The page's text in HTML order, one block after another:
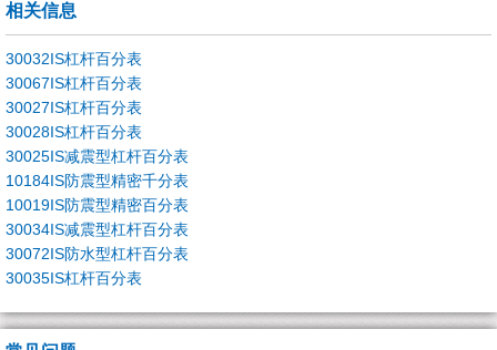
相关信息
30032IS杠杆百分表
30067IS杠杆百分表
30027IS杠杆百分表
30028IS杠杆百分表
30025IS减震型杠杆百分表
10184IS防震型精密千分表
10019IS防震型精密百分表
30034IS减震型杠杆百分表
30072IS防水型杠杆百分表
30035IS杠杆百分表